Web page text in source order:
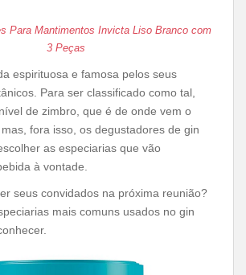
Para Mantimentos Invicta Liso Branco com
3 Peças
espirituosa e famosa pelos seus
Para ser classificado como tal,
de zimbro, que é de onde vem o
fora isso, os degustadores de gin
as especiarias que vão
à vontade.
seus convidados na próxima reunião?
mais comuns usados ​​no gin